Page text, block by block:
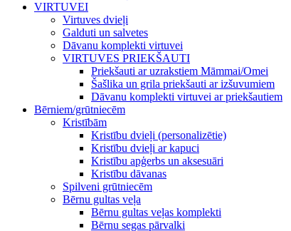
VIRTUVEI
Virtuves dvieļi
Galduti un salvetes
Dāvanu komplekti virtuvei
VIRTUVES PRIEKŠAUTI
Priekšauti ar uzrakstiem Māmmai/Omei
Šašlika un grila priekšauti ar izšuvumiem
Dāvanu komplekti virtuvei ar priekšautiem
Bērniem/grūtniecēm
Kristībām
Kristību dvieļi (personalizētie)
Kristību dvieļi ar kapuci
Kristību apģerbs un aksesuāri
Kristību dāvanas
Spilveni grūtniecēm
Bērnu gultas veļa
Bērnu gultas veļas komplekti
Bērnu segas pārvalki